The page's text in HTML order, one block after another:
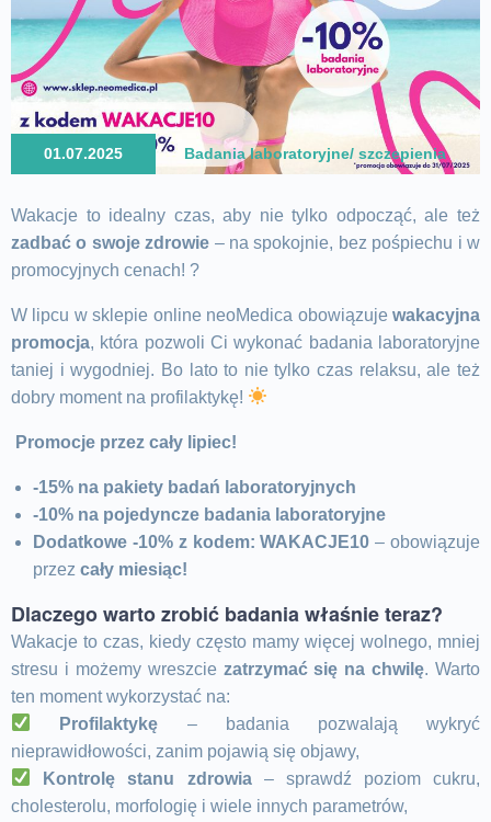
01.07.2025 Badania laboratoryjne/ szczepienia
Wakacje to idealny czas, aby nie tylko odpocząć, ale też
zadbać o swoje zdrowie – na spokojnie, bez pośpiechu i w
promocyjnych cenach! ?
W lipcu wsklepie online neoMedica obowiązujewakacyjna
promocja, która pozwoli Ci wykonać badania laboratoryjne
taniej i wygodniej. Bo lato to nie tylko czas relaksu, ale też
dobry moment na profilaktykę!
Promocje przez cały lipiec!
-15% na pakiety badań laboratoryjnych
-10% na pojedyncze badania laboratoryjne
Dodatkowe -10% z kodem: WAKACJE10 – obowiązuje
przez cały miesiąc!
Dlaczego warto zrobić badania właśnie teraz?
Wakacje to czas, kiedy często mamy więcej wolnego, mniej
stresu i możemy wreszcie zatrzymać się na chwilę. Warto
ten moment wykorzystać na:
Profilaktykę – badania pozwalają wykryć
nieprawidłowości, zanim pojawią się objawy,
Kontrolę stanu zdrowia– sprawdź poziom cukru,
cholesterolu, morfologię i wiele innych parametrów,